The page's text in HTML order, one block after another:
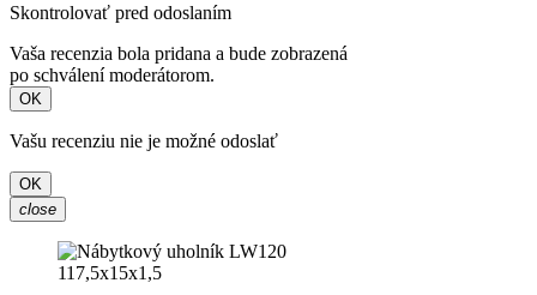
Skontrolovať pred odoslaním
Vaša recenzia bola pridana a bude zobrazená
po schválení moderátorom.
OK
Vašu recenziu nie je možné odoslať
OK
close